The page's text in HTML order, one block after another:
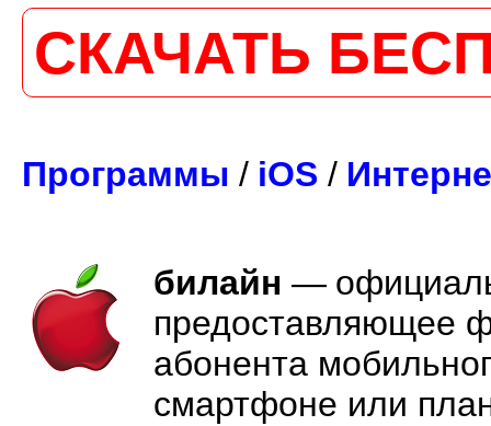
СКАЧАТЬ
Программы / iOS /
билайн —
предоставляющее
абонента
смартфоне или